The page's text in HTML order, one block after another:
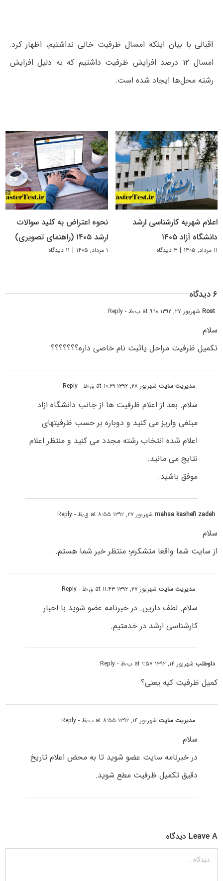
اقبالی با بیان اینکه امسال ظرفیت خالی نداشتیم، اظهار کرد:
امسال ۱۲ درصد افزایش ظرفیت داشتیم که به دلیل افزایش
رشته محل‌ها ایجاد شده است.
اعلام شهریه کارشناسی ارشد
دانشگاه آزاد ۱۴۰۵
۱۱ مرداد, ۱۴۰۵ | ۳ دیدگاه
نحوه اعتراض به کلید سوالات
ارشد ۱۴۰۵ (راهنمای تصویری)
۱ مرداد, ۱۴۰۵ | ۱۱ دیدگاه
۶ دیدگاه
Rostشهریور ۲۷, ۱۳۹۲ at ۹:۱۰ ب٫ظ - Reply
سلام
تکمیل ظرفیت مراحل یاثبت نام خاصی داره؟؟؟؟؟؟؟
مدیریت سایتشهریور ۲۸, ۱۳۹۲ at ۱۰:۲۹ ق٫ظ - Reply
سلام. بعد از اعلام ظرفیت ها از جانب دانشگاه ازاد
مبلغی واریز می کنید و دوباره بر حسب ظرفیتهای
اعلام شده انتخاب رشته مجدد می کنید و منتظر اعلام
نتایج می مانید.
موفق باشید.
mahsa kashefi zadehشهریور ۲۷, ۱۳۹۲ at ۸:۵۵ ق٫ظ - Reply
سلام
از سایت شما واقعا متشکرم؛ منتظر خبر شما هستم..
مدیریت سایتشهریور ۲۷, ۱۳۹۲ at ۱۱:۴۳ ق٫ظ - Reply
سلام. لطف دارین. در خبرنامه عضو شوید با اخبار
کارشناسی ارشد در خدمتیم.
داوطلبشهریور ۱۴, ۱۳۹۲ at ۱:۵۷ ب٫ظ - Reply
کمیل ظرفیت کیه یعنی؟
مدیریت سایتشهریور ۱۴, ۱۳۹۲ at ۸:۵۵ ب٫ظ - Reply
سلام
در خبرنامه سایت عضو شوید تا به محض اعلام تاریخ
دقیق تکمیل ظرفیت مطع شوید.
Leave A دیدگاه
دیدگاه